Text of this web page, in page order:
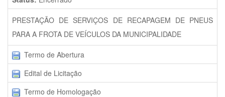
PRESTAÇÃO DE SERVIÇOS DE RECAPAGEM DE PNEUS
PARA A FROTA DE VEÍCULOS DA MUNICIPALIDADE
Termo de Abertura
Edital de Licitação
Termo de Homologação